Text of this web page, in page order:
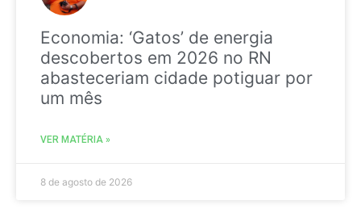
Economia: ‘Gatos’ de energia
descobertos em 2026 no RN
abasteceriam cidade potiguar por
um mês
VER MATÉRIA »
8 de agosto de 2026